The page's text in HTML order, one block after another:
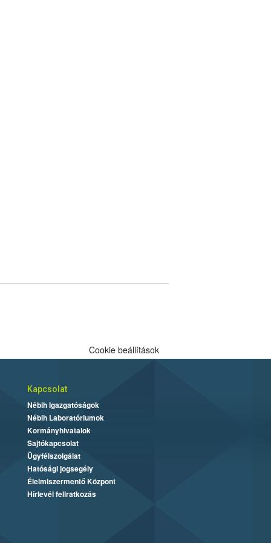
Cookie beállítások
Kapcsolat
Nébih Igazgatóságok
Nébih Laboratóriumok
Kormányhivatalok
Sajtókapcsolat
Ügyfélszolgálat
Hatósági jogsegély
Élelmiszermentő Központ
Hírlevél feliratkozás